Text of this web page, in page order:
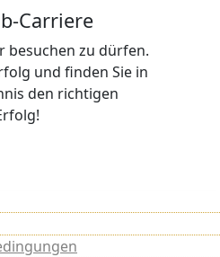
Carriere
besuchen zu dürfen.
und finden Sie in
den richtigen